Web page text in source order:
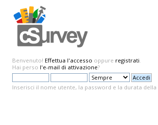
Benvenuto! Effettua l'accesso oppure registrati.
Hai perso l'e-mail di attivazione?
Inserisci il nome utente, la password e la durata della